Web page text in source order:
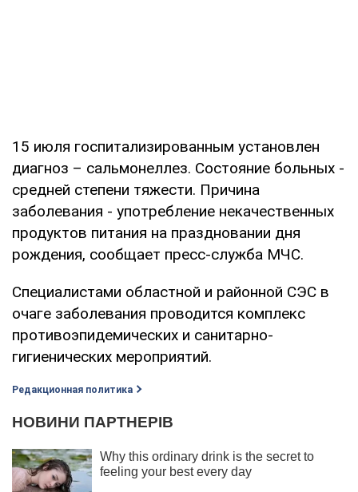
15 июля госпитализированным установлен
диагноз – сальмонеллез. Состояние больных -
средней степени тяжести. Причина
заболевания - употребление некачественных
продуктов питания на праздновании дня
рождения, сообщает пресс-служба МЧС.
Специалистами областной и районной СЭС в
очаге заболевания проводится комплекс
противоэпидемических и санитарно-
гигиенических мероприятий.
Редакционная политика